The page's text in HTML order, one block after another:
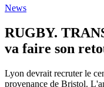
News
RUGBY.
va faire son
Lyon devrait recruter le
provenance de Bristol.